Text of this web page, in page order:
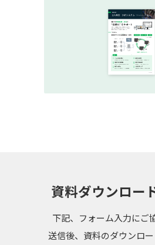
資料ダウンロー
下記、フォーム入力にご
送信後、資料のダウンロ